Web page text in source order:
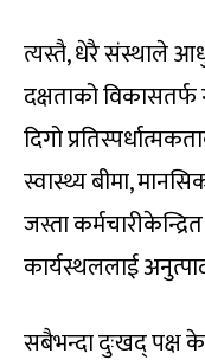
त्यस्तै, धेरै संस्थाले
दक्षताको
दिगो
स्वास्थ्य बीमा,
जस्ता
कार्यस्थललाई
सबैभन्दा दुःखद् पक्ष